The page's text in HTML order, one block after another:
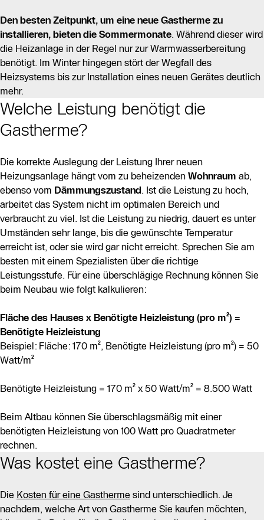
Den besten Zeitpunkt, um eine neue Gastherme zu
installieren, bieten die Sommermonate. Während dieser wird
die Heizanlage in der Regel nur zur Warmwasserbereitung
benötigt. Im Winter hingegen stört der Wegfall des
Heizsystems bis zur Installation eines neuen Gerätes deutlich
mehr.
Welche Leistung benötigt die
Gastherme?
Die korrekte Auslegung der Leistung Ihrer neuen
Heizungsanlage hängt vom zu beheizenden Wohnraum ab,
ebenso vom Dämmungszustand. Ist die Leistung zu hoch,
arbeitet das System nicht im optimalen Bereich und
verbraucht zu viel. Ist die Leistung zu niedrig, dauert es unter
Umständen sehr lange, bis die gewünschte Temperatur
erreicht ist, oder sie wird gar nicht erreicht. Sprechen Sie am
besten mit einem Spezialisten über die richtige
Leistungsstufe. Für eine überschlägige Rechnung können Sie
beim Neubau wie folgt kalkulieren:
Fläche des Hauses x Benötigte Heizleistung (pro m²) =
Benötigte Heizleistung
Beispiel: Fläche: 170 m², Benötigte Heizleistung (pro m²) = 50
Watt/m²
Benötigte Heizleistung = 170 m² x 50 Watt/m² = 8.500 Watt
Beim Altbau können Sie überschlagsmäßig mit einer
benötigten Heizleistung von 100 Watt pro Quadratmeter
rechnen.
Was kostet eine Gastherme?
Die Kosten für eine Gastherme sind unterschiedlich. Je
nachdem, welche Art von Gastherme Sie kaufen möchten,